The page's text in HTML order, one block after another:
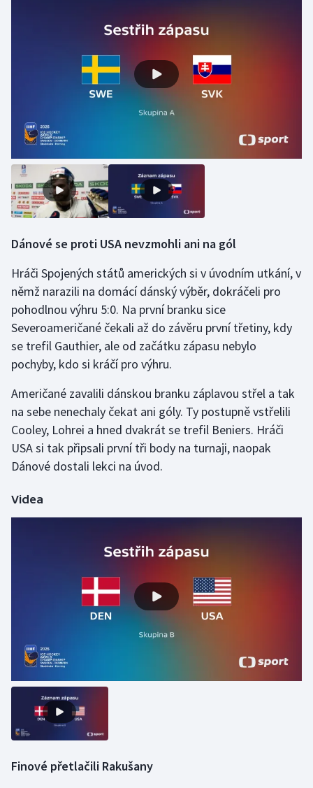
Dánové se proti USA nevzmohli ani na gól
Hráči Spojených států amerických si v úvodním utkání, v
němž narazili na domácí dánský výběr, dokráčeli pro
pohodlnou výhru 5:0. Na první branku sice
Severoameričané čekali až do závěru první třetiny, kdy
se trefil Gauthier, ale od začátku zápasu nebylo
pochyby, kdo si kráčí pro výhru.
Američané zavalili dánskou branku záplavou střel a tak
na sebe nenechaly čekat ani góly. Ty postupně vstřelili
Cooley, Lohrei a hned dvakrát se trefil Beniers. Hráči
USA si tak připsali první tři body na turnaji, naopak
Dánové dostali lekci na úvod.
Videa
Finové přetlačili Rakušany